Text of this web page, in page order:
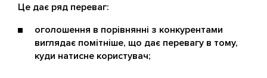
Це дає ряд переваг:
оголошення в порівнянні з конкурентами
виглядає помітніше, що дає перевагу в тому,
куди натисне користувач;